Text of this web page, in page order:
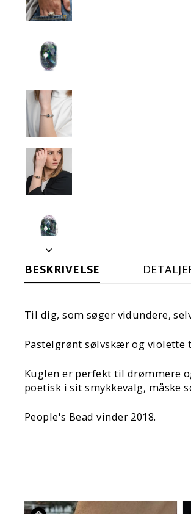
BESKRIVELSE
Til dig, som søger vidundere,
Pastelgrønt sølvskær og violette
Kuglen er perfekt til drømmere
poetisk i sit smykkevalg, måske
People's Bead vinder 2018.